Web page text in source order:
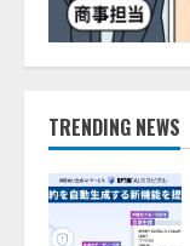
TRENDING NEWS
2